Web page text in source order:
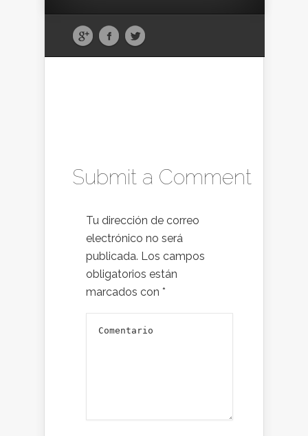
Submit a Comment
Tu dirección de correo
electrónico no será
publicada. Los campos
obligatorios están
marcados con *